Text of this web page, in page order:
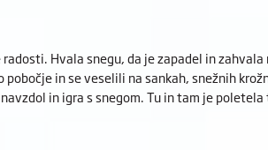
Hvala snegu, da je zapadel in zahvala
in se veselili na sankah, snežnih
in igra s snegom. Tu in tam je